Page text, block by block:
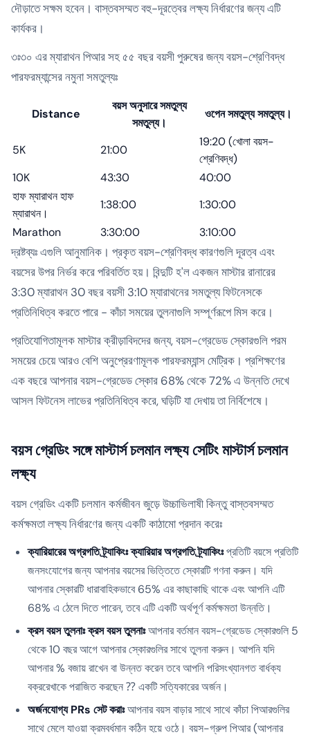
দৌড়াতে সক্ষম হবেন। বাস্তবসম্মত বহু-দূরত্বের লক্ষ্য নির্ধারণের জন্য এটি
কার্যকর।
৩ঃ৩০ এর ম্যারাথন পিআর সহ ৫৫ বছর বয়সী পুরুষের জন্য বয়স-শ্রেণিবদ্ধ
পারফরম্যান্সের নমুনা সমতুল্যঃ
Distance
বয়স অনুসারে সমতুল্য
সমতুল্য।
ওপেন সমতুল্য সমতুল্য।
5K 21:00
19:20 (খোলা বয়স-
শ্রেণিবদ্ধ)
10K
43:30
40:00
হাফ ম্যারাথন হাফ
ম্যারাথন।
1:38:00
1:30:00
Marathon
3:30:00 3:10:00
দ্রষ্টব্যঃ এগুলি আনুমানিক। প্রকৃত বয়স-শ্রেণিবদ্ধ কারণগুলি দূরত্ব এবং
বয়সের উপর নির্ভর করে পরিবর্তিত হয়। বিন্দুটি হ'ল একজন মাস্টার রানারের
3:30 ম্যারাথন 30 বছর বয়সী 3:10 ম্যারাথনের সমতুল্য ফিটনেসকে
প্রতিনিধিত্ব করতে পারে - কাঁচা সময়ের তুলনাগুলি সম্পূর্ণরূপে মিস করে।
প্রতিযোগিতামূলক মাস্টার ক্রীড়াবিদদের জন্য, বয়স-গ্রেডেড স্কোরগুলি পরম
সময়ের চেয়ে আরও বেশি অনুপ্রেরণামূলক পারফরম্যান্স মেট্রিক। প্রশিক্ষণের
এক বছরে আপনার বয়স-গ্রেডেড স্কোর 68% থেকে 72% এ উন্নতি দেখে
আসল ফিটনেস লাভের প্রতিনিধিত্ব করে, ঘড়িটি যা দেখায় তা নির্বিশেষে।
বয়স গ্রেডিং সঙ্গে মাস্টার্স চলমান লক্ষ্য সেটিং মাস্টার্স চলমান
লক্ষ্য
বয়স গ্রেডিং একটি চলমান কর্মজীবন জুড়ে উচ্চাভিলাষী কিন্তু বাস্তবসম্মত
কর্মক্ষমতা লক্ষ্য নির্ধারণের জন্য একটি কাঠামো প্রদান করেঃ
ক্যারিয়ারের অগ্রগতি ট্র্যাকিংঃ ক্যারিয়ার অগ্রগতি ট্র্যাকিংঃপ্রতিটি বয়সে প্রতিটি
জনসংযোগের জন্য আপনার বয়সের ভিত্তিতে স্কোরটি গণনা করুন। যদি
আপনার স্কোরটি ধারাবাহিকভাবে 65% এর কাছাকাছি থাকে এবং আপনি এটি
68% এ ঠেলে দিতে পারেন, তবে এটি একটি অর্থপূর্ণ কর্মক্ষমতা উন্নতি।
ক্রস বয়স তুলনাঃ ক্রস বয়স তুলনাঃআপনার বর্তমান বয়স-গ্রেডেড স্কোরগুলি 5
থেকে 10 বছর আগে আপনার স্কোরগুলির সাথে তুলনা করুন। আপনি যদি
আপনার % বজায় রাখেন বা উন্নত করেন তবে আপনি পরিসংখ্যানগত বার্ধক্য
বক্ররেখাকে পরাজিত করছেন ⁇ একটি সত্যিকারের অর্জন।
অর্জনযোগ্য PRs সেট করাঃআপনার বয়স বাড়ার সাথে সাথে কাঁচা পিআরগুলির
সাথে মেলে যাওয়া ক্রমবর্ধমান কঠিন হয়ে ওঠে। বয়স-গ্রুপ পিআর (আপনার